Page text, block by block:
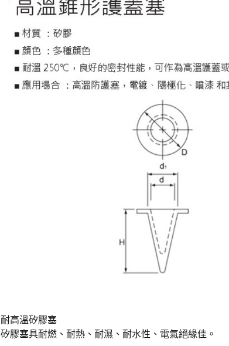
耐高溫矽膠塞
矽膠塞具耐燃、耐熱、耐濕、耐水性、電氣絕緣佳。